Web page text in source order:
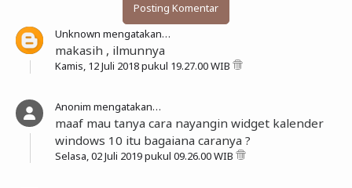
Posting Komentar
Unknown mengatakan…
makasih , ilmunnya
Kamis, 12 Juli 2018 pukul 19.27.00 WIB
Anonim mengatakan…
maaf mau tanya cara nayangin widget kalender
windows 10 itu bagaiana caranya ?
Selasa, 02 Juli 2019 pukul 09.26.00 WIB